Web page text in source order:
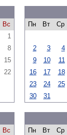
Вс
1
8
15
22
Пн
Вт Ср
2
3 4
9
10 11
16
17 18
23
24 25
30
31
Вс
Пн
Вт Ср